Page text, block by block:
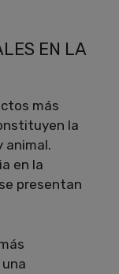
EN LA
más
la
animal.
en la
presentan